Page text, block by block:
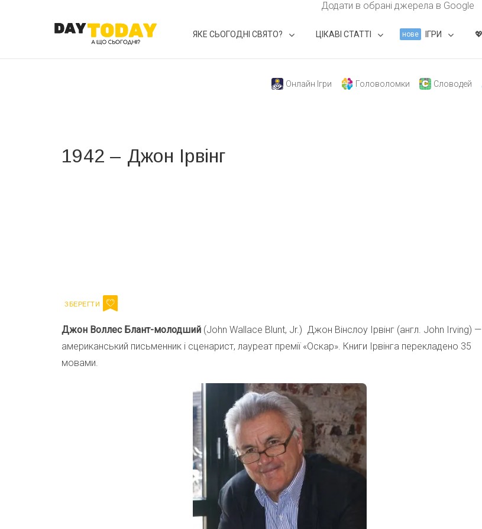
Додати в обрані джерела в Google
ЯКЕ СЬОГОДНІ СВЯТО? ЦІКАВІ СТАТТІ нове ІГРИ
Онлайн Ігри Головоломки Словодей
1942 – Джон Ірвінг
Джон Воллес Блант-молодший (John Wallace Blunt, Jr.) Джон Вінслоу Ірвінг (англ. John Irving) —
американський письменник і сценарист, лауреат премії «Оскар». Книги Ірвінга перекладено 35
мовами.